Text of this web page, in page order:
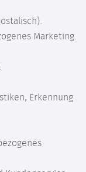
Marketing.
Erkennung